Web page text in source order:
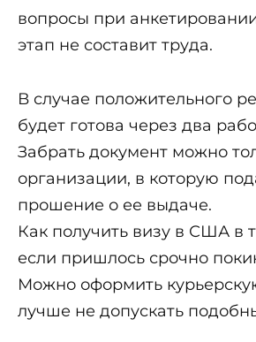
вопросы при
этап не составит труда.
В случае положительного
будет готова через два
Забрать документ можно
организации, в которую
прошение о ее выдаче.
Как получить визу в США в
если пришлось срочно
Можно оформить
лучше не допускать